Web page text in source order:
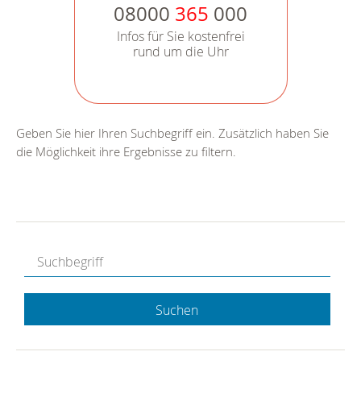
08000 365 000
Infos für Sie kostenfrei
rund um die Uhr
Geben Sie hier Ihren Suchbegriff ein. Zusätzlich haben Sie
die Möglichkeit ihre Ergebnisse zu filtern.
Suchen